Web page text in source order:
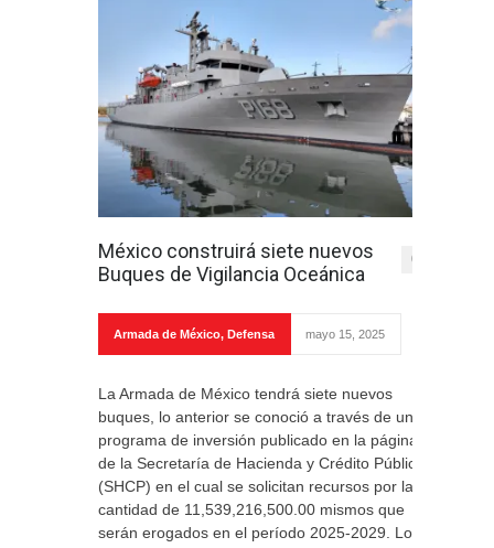
México construirá siete nuevos
Buques de Vigilancia Oceánica
0
Armada de México, Defensa mayo 15, 2025
La Armada de México tendrá siete nuevos
buques, lo anterior se conoció a través de un
programa de inversión publicado en la página
de la Secretaría de Hacienda y Crédito Público
(SHCP) en el cual se solicitan recursos por la
cantidad de 11,539,216,500.00 mismos que
serán erogados en el período 2025-2029. Los